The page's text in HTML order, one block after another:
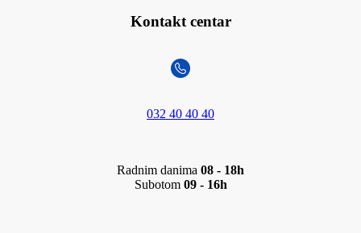
Kontakt centar
032 40 40 40
Radnim danima 08 - 18h
Subotom 09 - 16h